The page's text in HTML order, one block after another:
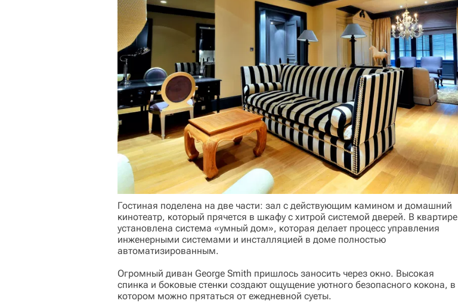
Гостиная поделена на две части: зал с действующим камином и домашний
кинотеатр, который прячется в шкафу с хитрой системой дверей. В квартире
установлена система «умный дом», которая делает процесс управления
инженерными системами и инсталляцией в доме полностью
автоматизированным.
Огромный диван George Smith пришлось заносить через окно. Высокая
спинка и боковые стенки создают ощущение уютного безопасного кокона, в
котором можно прятаться от ежедневной суеты.